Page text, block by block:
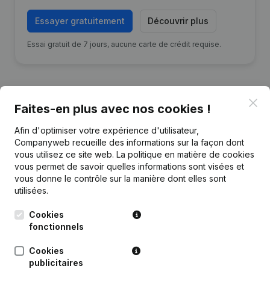
Essayer gratuitement Découvrir plus
Essai gratuit de 7 jours, aucune carte de crédit requise.
Date Publication
Faites-en plus avec nos cookies !
Afin d'optimiser votre expérience d'utilisateur,
Companyweb recueille des informations sur la façon dont
vous utilisez ce site web. La politique en matière de cookies
vous permet de savoir quelles informations sont visées et
vous donne le contrôle sur la manière dont elles sont
utilisées.
Cookies
fonctionnels
Cookies
publicitaires